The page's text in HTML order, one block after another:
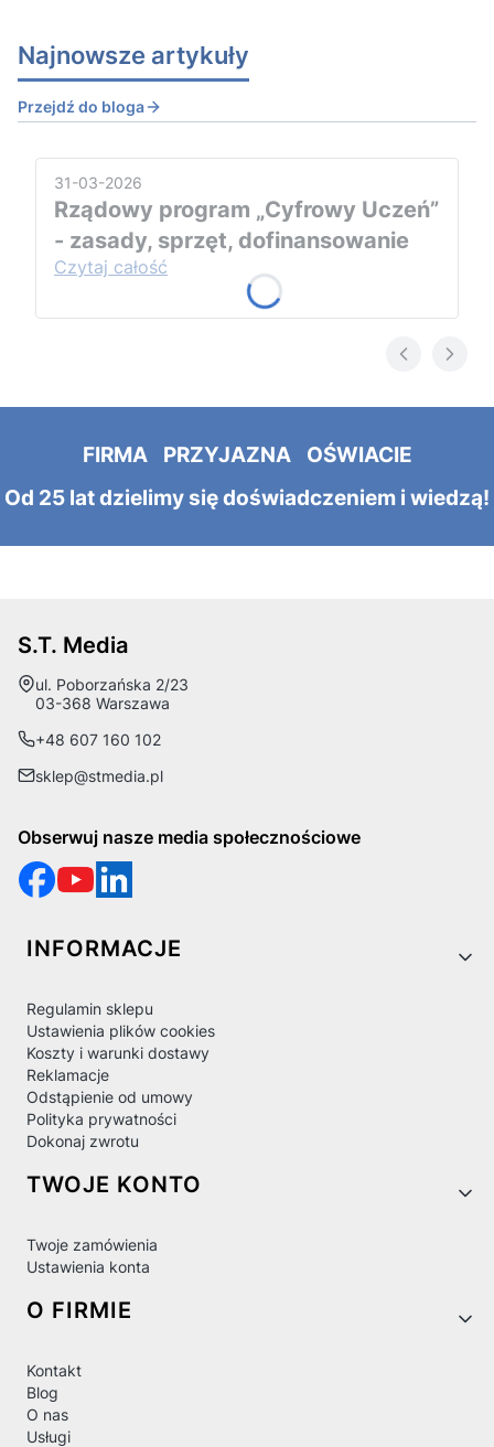
Najnowsze artykuły
Przejdź do bloga
31-03-2026
Rządowy program „Cyfrowy Uczeń”
- zasady, sprzęt, dofinansowanie
Czytaj całość
FIRMA PRZYJAZNA OŚWIACIE
Od 25 lat dzielimy się doświadczeniem i wiedzą!
S.T. Media
Adres:
ul. Poborzańska 2/23
03-368 Warszawa
+48 607 160 102
sklep@stmedia.pl
Obserwuj nasze media społecznościowe
Linki w stopce
INFORMACJE
Regulamin sklepu
Ustawienia plików cookies
Koszty i warunki dostawy
Reklamacje
Odstąpienie od umowy
Polityka prywatności
Dokonaj zwrotu
TWOJE KONTO
Twoje zamówienia
Ustawienia konta
O FIRMIE
Kontakt
Blog
O nas
Usługi